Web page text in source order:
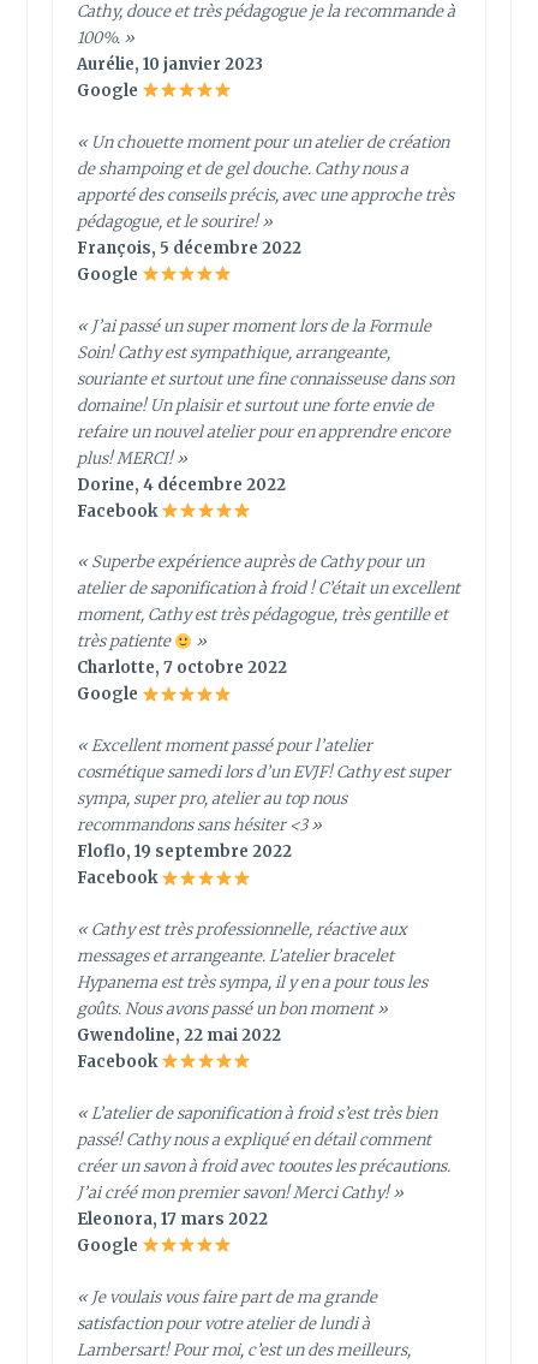
Cathy, douce et très pédagogue je la recommande à
100%. »
Aurélie, 10 janvier 2023
Google
« Un chouette moment pour un atelier de création
de shampoing et de gel douche. Cathy nous a
apporté des conseils précis, avec une approche très
pédagogue, et le sourire! »
François, 5 décembre 2022
Google
« J’ai passé un super moment lors de la Formule
Soin! Cathy est sympathique, arrangeante,
souriante et surtout une fine connaisseuse dans son
domaine! Un plaisir et surtout une forte envie de
refaire un nouvel atelier pour en apprendre encore
plus! MERCI! »
Dorine, 4 décembre 2022
Facebook
« Superbe expérience auprès de Cathy pour un
atelier de saponification à froid ! C’était un excellent
moment, Cathy est très pédagogue, très gentille et
très patiente
»
Charlotte, 7 octobre 2022
Google
« Excellent moment passé pour l’atelier
cosmétique samedi lors d’un EVJF! Cathy est super
sympa, super pro, atelier au top nous
recommandons sans hésiter <3 »
Floflo, 19 septembre 2022
Facebook
« Cathy est très professionnelle, réactive aux
messages et arrangeante. L’atelier bracelet
Hypanema est très sympa, il y en a pour tous les
goûts. Nous avons passé un bon moment »
Gwendoline, 22 mai 2022
Facebook
« L’atelier de saponification à froid s’est très bien
passé! Cathy nous a expliqué en détail comment
créer un savon à froid avec tooutes les précautions.
J’ai créé mon premier savon! Merci Cathy! »
Eleonora, 17 mars 2022
Google
« Je voulais vous faire part de ma grande
satisfaction pour votre atelier de lundi à
Lambersart! Pour moi, c’est un des meilleurs,